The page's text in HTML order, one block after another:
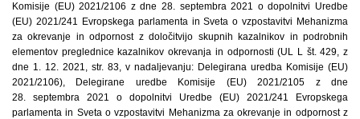
Komisije (EU) 2021/2106 z dne 28. septembra 2021 o dopolnitvi Uredbe
(EU) 2021/241 Evropskega parlamenta in Sveta o vzpostavitvi Mehanizma
za okrevanje in odpornost z določitvijo skupnih kazalnikov in podrobnih
elementov preglednice kazalnikov okrevanja in odpornosti (UL L št. 429, z
dne 1. 12. 2021, str. 83, v nadaljevanju: Delegirana uredba Komisije (EU)
2021/2106), Delegirane uredbe Komisije (EU) 2021/2105 z dne
28. septembra 2021 o dopolnitvi Uredbe (EU) 2021/241 Evropskega
parlamenta in Sveta o vzpostavitvi Mehanizma za okrevanje in odpornost z